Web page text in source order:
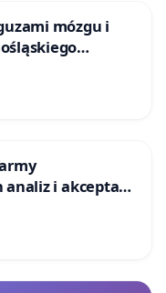
mózgu i
i akceptacji